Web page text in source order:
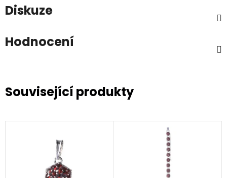
Diskuze
Hodnocení
Související produkty